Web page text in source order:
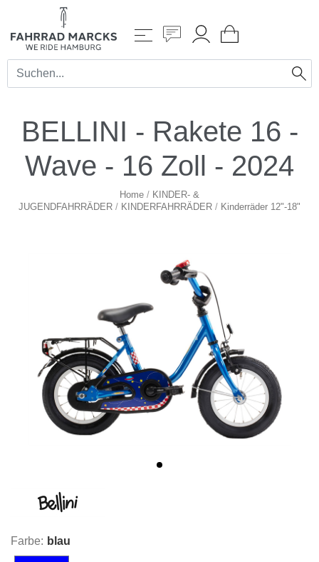
BELLINI - Rakete 16 -
Wave - 16 Zoll - 2024
Home / KINDER- &
JUGENDFAHRRÄDER / KINDERFAHRRÄDER / Kinderräder 12"-18"
Farbe: blau